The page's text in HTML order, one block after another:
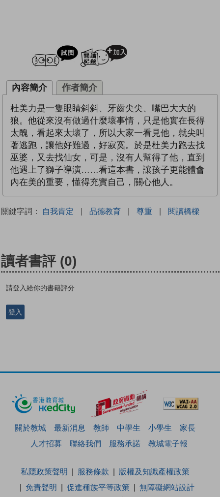
試閲
內容簡介 作者簡介
杜美力是一隻眼睛斜斜、牙齒尖尖、嘴巴大大的
狼。他從來沒有做過什麼壞事情，只是他實在長得
太醜，看起來太壞了，所以大家一看見他，就尖叫
著逃跑，讓他好難過，好寂寞。於是杜美力跑去找
巫婆，又去找仙女，可是，沒有人幫得了他，直到
他遇上了獅子導演……看這本書，讓孩子更能體會
內在美的重要，懂得充實自己，關心他人。
關鍵字詞： 自我肯定 | 品德教育 | 尊重 | 閱讀橋樑
讀者書評 (0)
請登入給你的書籍評分
登入
關於教城 最新消息 教師 中學生 小學生
家長
人才招募
聯絡我們 服務承諾 教城電子報
私隱政策聲明 服務條款
版權及知識產權政策
免責聲明
促進種族平等政策 無障礙網站設計